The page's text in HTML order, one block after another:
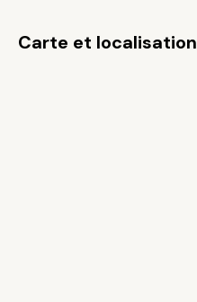
Carte et localisation